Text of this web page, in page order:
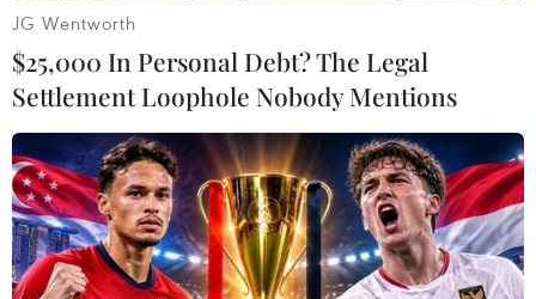
JG Wentworth
$25,000 In Personal Debt? The Legal
Settlement Loophole Nobody Mentions